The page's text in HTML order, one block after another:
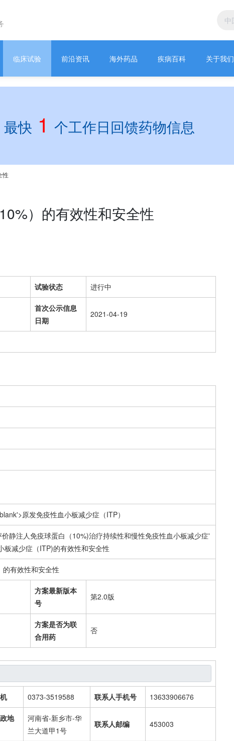
临床试验 前沿资讯 海外药品 疾病百科 关于我们
快 1 个工作日回馈药物信息
性
）的有效性和安全性
试验状态 进行中
首次公示信息
日期
2021-04-19
原发免疫性血小板减少症 （ITP）
静注人免疫球蛋白（10%)治疗持续性和慢性免疫性血小板减少症'
板减少症 （ITP)的有效性和安全性
有效性和安全性
方案最新版本
号
第2.0版
方案是否为联
合用药
否
0373-3519588 联系人手机号 13633906676
地
河南省-新乡市-华
兰大道甲1号
联系人邮编 453003